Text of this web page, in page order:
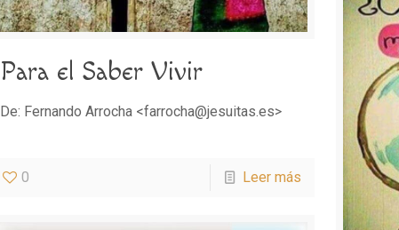
Para el Saber Vivir
De: Fernando Arrocha <farrocha@jesuitas.es>
0 Leer más